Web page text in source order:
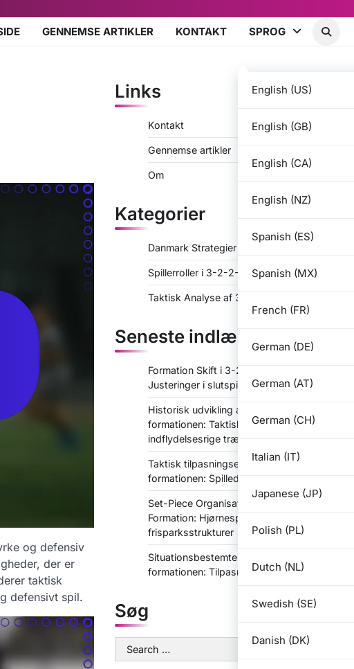
GENNEMSE ARTIKLER KONTAKT SPROG
English (US)
English (GB)
English (CA)
English (NZ)
Spanish (ES)
Spanish (MX)
French (FR)
German (DE)
German (AT)
German (CH)
Italian (IT)
Japanese (JP)
Polish (PL)
Dutch (NL)
Swedish (SE)
Danish (DK)
og defensiv
der er
taktisk
defensivt spil.
Links
Kontakt
Gennemse artikler
Om
Kategorier
Danmark Strategier for 3-2-2-3
Spillerroller i 3-2-2-3
Taktisk Analyse af 3-2-2-3
Seneste indlæg
Formation Skift i 3-2-2-3 Formation:
Justeringer i slutspillet, udskiftninger
Historisk udvikling af 3-2-2-3
formationen: Taktiske ændringer,
indflydelsesrige trænere
Taktisk tilpasningsevne i 3-2-2-3
formationen: Spilledelse, fleksibilitet
Set-Piece Organisation i 3-2-2-3
Formation: Hjørnespark,
frisparksstrukturer
Situationsbestemte taktikker i 3-2-2-3
formationen: Tilpasning til spillets gang
Søg
Search
for: